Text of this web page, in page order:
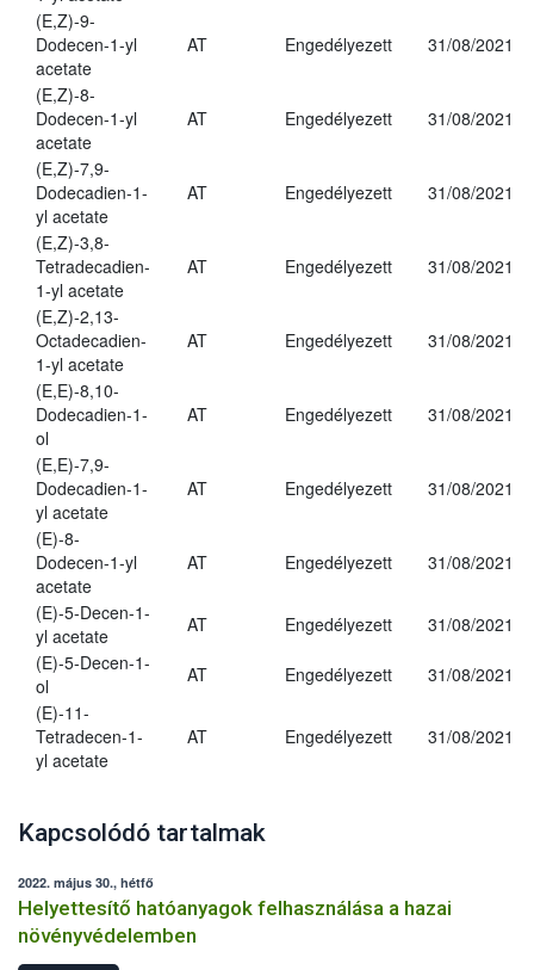
(E,Z)-9-
Dodecen-1-yl
acetate
AT Engedélyezett 31/08/2021
(E,Z)-8-
Dodecen-1-yl
acetate
AT Engedélyezett 31/08/2021
(E,Z)-7,9-
Dodecadien-1-
yl acetate
AT Engedélyezett 31/08/2021
(E,Z)-3,8-
Tetradecadien-
1-yl acetate
AT Engedélyezett 31/08/2021
(E,Z)-2,13-
Octadecadien-
1-yl acetate
AT Engedélyezett 31/08/2021
(E,E)-8,10-
Dodecadien-1-
ol
AT Engedélyezett 31/08/2021
(E,E)-7,9-
Dodecadien-1-
yl acetate
AT Engedélyezett 31/08/2021
(E)-8-
Dodecen-1-yl
acetate
AT Engedélyezett 31/08/2021
(E)-5-Decen-1-
yl acetate
AT Engedélyezett
31/08/2021
(E)-5-Decen-1-
ol
AT Engedélyezett
31/08/2021
(E)-11-
Tetradecen-1-
yl acetate
AT Engedélyezett 31/08/2021
Kapcsolódó tartalmak
2022. május 30., hétfő
Helyettesítő hatóanyagok felhasználása a hazai
növényvédelemben